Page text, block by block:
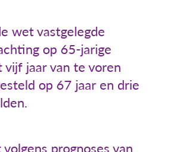
wet vastgelegde
op 65-jarige
jaar van te voren
op 67 jaar en drie
prognoses van